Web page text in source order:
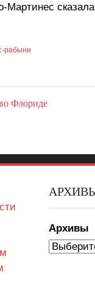
Мартинес
рабыни
Флориде
Архивы